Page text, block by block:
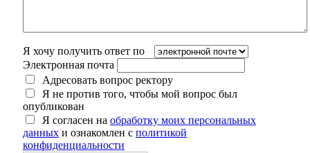
Я хочу получить ответ по
Электронная почта
Адресовать вопрос ректору
Я не против того, чтобы мой вопрос был
опубликован
Я согласен на обработку моих персональных
данных и ознакомлен с политикой
конфиденциальности